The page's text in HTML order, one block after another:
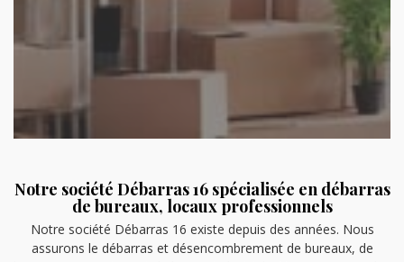
Notre société Débarras 16 spécialisée en débarras
de bureaux, locaux professionnels
Notre société Débarras 16 existe depuis des années. Nous
assurons le débarras et désencombrement de bureaux, de